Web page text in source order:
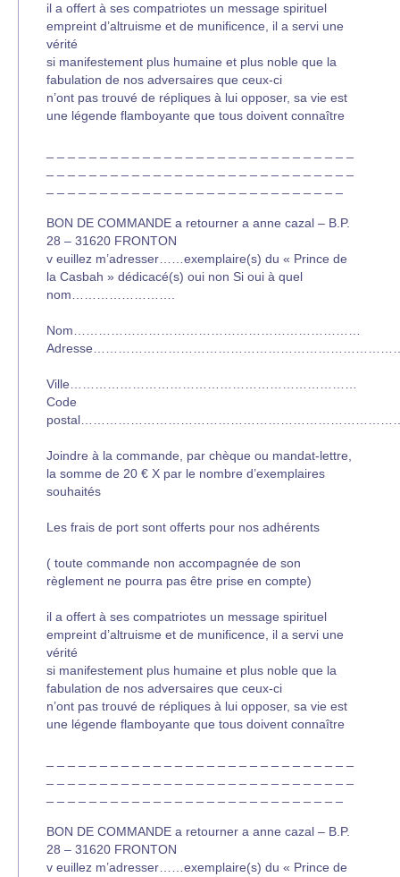
il a offert à ses compatriotes un message spirituel
empreint d’altruisme et de munificence, il a servi une
vérité
si manifestement plus humaine et plus noble que la
fabulation de nos adversaires que ceux-ci
n’ont pas trouvé de répliques à lui opposer, sa vie est
une légende flamboyante que tous doivent connaître
BON DE COMMANDE a retourner a anne cazal – B.P.
28 – 31620 FRONTON
v euillez m’adresser……exemplaire(s) du « Prince de
la Casbah » dédicacé(s) oui non Si oui à quel
nom…………………….
Nom……………………………………………………………
Ville……………………………………………………………
Code
Joindre à la commande, par chèque ou mandat-lettre,
la somme de 20 € X par le nombre d’exemplaires
souhaités
Les frais de port sont offerts pour nos adhérents
( toute commande non accompagnée de son
règlement ne pourra pas être prise en compte)
il a offert à ses compatriotes un message spirituel
empreint d’altruisme et de munificence, il a servi une
vérité
si manifestement plus humaine et plus noble que la
fabulation de nos adversaires que ceux-ci
n’ont pas trouvé de répliques à lui opposer, sa vie est
une légende flamboyante que tous doivent connaître
BON DE COMMANDE a retourner a anne cazal – B.P.
28 – 31620 FRONTON
v euillez m’adresser……exemplaire(s) du « Prince de